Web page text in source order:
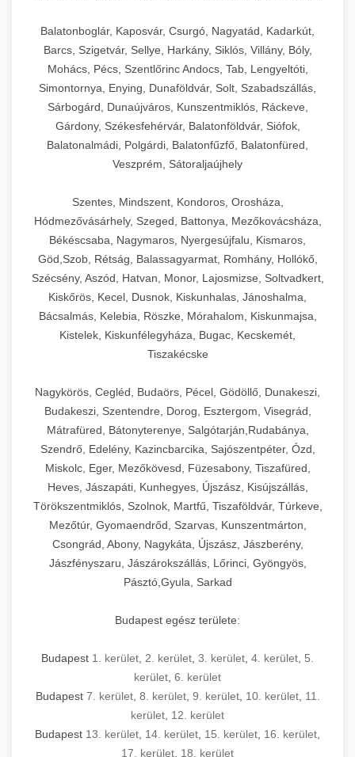
Balatonboglár, Kaposvár, Csurgó, Nagyatád, Kadarkút,
Barcs, Szigetvár, Sellye, Harkány, Siklós, Villány, Bóly,
Mohács, Pécs, Szentlőrinc Andocs, Tab, Lengyeltóti,
Simontornya, Enying, Dunaföldvár, Solt, Szabadszállás,
Sárbogárd, Dunaújváros, Kunszentmiklós, Ráckeve,
Gárdony, Székesfehérvár, Balatonföldvár, Siófok,
Balatonalmádi, Polgárdi, Balatonfűzfő, Balatonfüred,
Veszprém, Sátoraljaújhely
Szentes, Mindszent, Kondoros, Orosháza,
Hódmezővásárhely, Szeged, Battonya, Mezőkovácsháza,
Békéscsaba, Nagymaros, Nyergesújfalu, Kismaros,
Göd,Szob, Rétság, Balassagyarmat, Romhány, Hollókő,
Szécsény, Aszód, Hatvan, Monor, Lajosmizse, Soltvadkert,
Kiskőrös, Kecel, Dusnok, Kiskunhalas, Jánoshalma,
Bácsalmás, Kelebia, Röszke, Mórahalom, Kiskunmajsa,
Kistelek, Kiskunfélegyháza, Bugac, Kecskemét,
Tiszakécske
Nagykörös, Cegléd, Budaörs, Pécel, Gödöllő, Dunakeszi,
Budakeszi, Szentendre, Dorog, Esztergom, Visegrád,
Mátrafüred, Bátonyterenye, Salgótarján,Rudabánya,
Szendrő, Edelény, Kazincbarcika, Sajószentpéter, Ózd,
Miskolc, Eger, Mezőkövesd, Füzesabony, Tiszafüred,
Heves, Jászapáti, Kunhegyes, Újszász, Kisújszállás,
Törökszentmiklós, Szolnok, Martfű, Tiszaföldvár, Túrkeve,
Mezőtúr, Gyomaendrőd, Szarvas, Kunszentmárton,
Csongrád, Abony, Nagykáta, Újszász, Jászberény,
Jászfényszaru, Jászárokszállás, Lőrinci, Gyöngyös,
Pásztó,Gyula, Sarkad
Budapest egész területe:
Budapest 1. kerület 2. kerület 3. kerület 4. kerület 5.
kerület 6. kerület
Budapest 7. kerület, 8. kerület, 9. kerület, 10. kerület, 11.
kerület 12. kerület
Budapest 13. kerület 14. kerület 15. kerület 16. kerület
17. kerület 18. kerület